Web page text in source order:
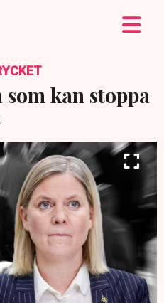
kan stoppa